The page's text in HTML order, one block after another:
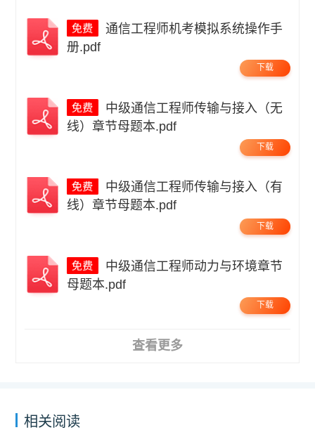
通信工程师机考模拟系统操作手
册.pdf
下载
线）章节母题本.pdf
下载
线）章节母题本.pdf
下载
母题本.pdf
下载
查看更多
相关阅读